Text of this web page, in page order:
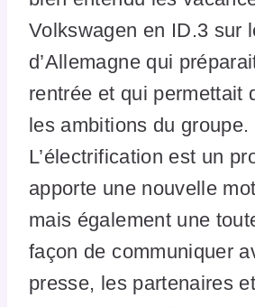
Volkswagen en ID.3 sur
d’Allemagne qui
rentrée et qui permettait
les ambitions du groupe.
L’électrification est un
apporte une nouvelle
mais également une
façon de communiquer
presse, les partenaires